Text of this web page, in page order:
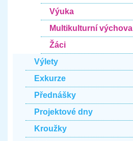
Výuka
Multikulturní výchova
Žáci
Výlety
Exkurze
Přednášky
Projektové dny
Kroužky